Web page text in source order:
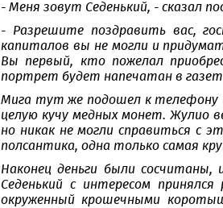
- Меня зовут Седенький, - сказал
- Разрешите поздравить вас,
капиталов вы не могли и
Вы первый, кто пожелал
портрет будет напечатан в
Мига тут же подошел к телефону
целую кучу медных монет. Жулио
но никак не могли справиться с
полсантика, одна только самая
Наконец деньги были
Седенький с интересом
окруженный крошечными